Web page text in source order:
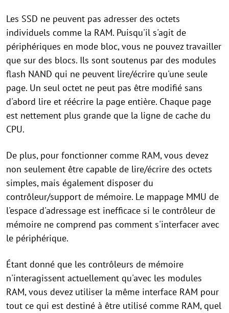
Les SSD ne peuvent pas adresser des octets
individuels comme la RAM. Puisqu'il s'agit de
périphériques en mode bloc, vous ne pouvez travailler
que sur des blocs. Ils sont soutenus par des modules
flash NAND qui ne peuvent lire/écrire qu'une seule
page. Un seul octet ne peut pas être modifié sans
d'abord lire et réécrire la page entière. Chaque page
est nettement plus grande que la ligne de cache du
CPU.
De plus, pour fonctionner comme RAM, vous devez
non seulement être capable de lire/écrire des octets
simples, mais également disposer du
contrôleur/support de mémoire. Le mappage MMU de
l'espace d'adressage est inefficace si le contrôleur de
mémoire ne comprend pas comment s'interfacer avec
le périphérique.
Étant donné que les contrôleurs de mémoire
n'interagissent actuellement qu'avec les modules
RAM, vous devez utiliser la même interface RAM pour
tout ce qui est destiné à être utilisé comme RAM, quel